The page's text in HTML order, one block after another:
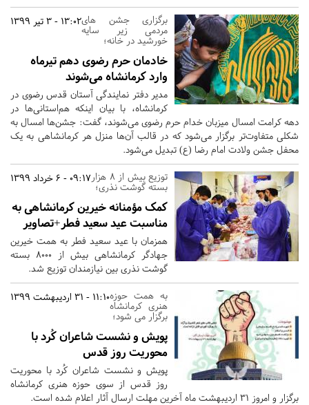
13:02 - 3 تیر 1399برگزاری جشن های
مردمی زیر سایه
خورشید در خانه؛
خادمان حرم رضوی دهم تیرماه
وارد کرمانشاه می‌شوند
مدیر دفتر نمایندگی آستان قدس رضوی در
کرمانشاه، با بیان اینکه هم‌استانی‌ها در
دهه کرامت امسال میزبان خدام حرم رضوی می‌شوند، گفت: جشن‌ها امسال به
شکلی متفاوت‌تر برگزار می‌شود که در قالب آن‌ها منزل هر کرمانشاهی به یک
محفل جشن ولادت امام رضا (ع) تبدیل می‌شود.
09:17 - 6 خرداد 1399 توزیع بیش از 8 هزار
بسته گوشت نذری؛
کمک مؤمنانه خیرین کرمانشاهی به
مناسبت عید سعید فطر+تصاویر
همزمان با عید سعید فطر به همت خیرین
جهادگر کرمانشاهی بیش از ۸۰۰۰ بسته
گوشت نذری بین نیازمندان توزیع شد.
11:10 - 31 اردیبهشت 1399به همت حوزه
هنری کرمانشاه
برگزار می شود؛
پویش و نشست شاعران کُرد با
محوریت روز قدس
پویش و نشست شاعران کُرد با محوریت
روز قدس از سوی حوزه هنری کرمانشاه
برگزار و امروز 31 اردیبهشت ماه آخرین مهلت ارسال آثار اعلام شده است.